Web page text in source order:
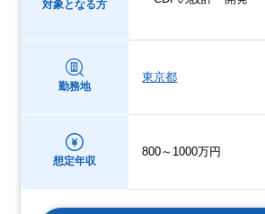
対象となる方
勤務地
東京都
想定年収
800～1000万円